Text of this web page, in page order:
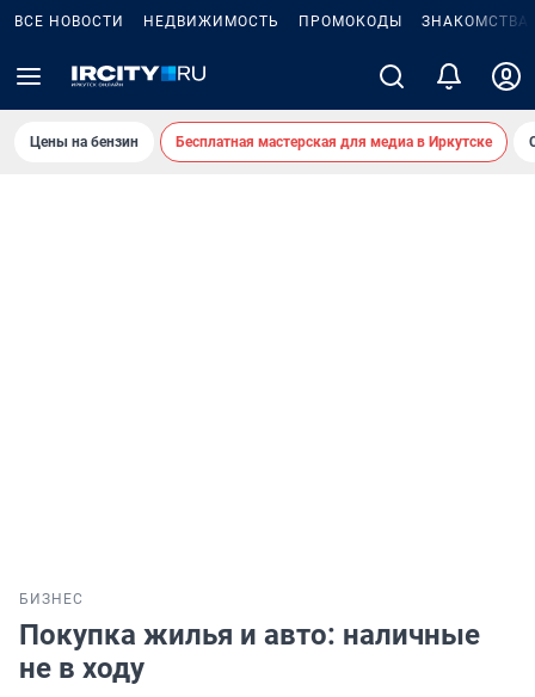
ВСЕ НОВОСТИ НЕДВИЖИМОСТЬ ПРОМОКОДЫ ЗНАКОМСТВА
Цены на бензин Бесплатная мастерская для медиа в Иркутске
БИЗНЕС
Покупка жилья и авто: наличные
не в ходу